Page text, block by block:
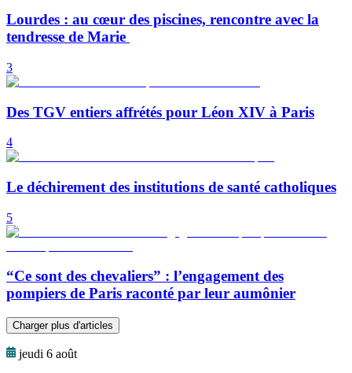
Lourdes : au cœur des piscines, rencontre avec la
tendresse de Marie
3
Des TGV entiers affrétés pour Léon XIV à Paris
4
Le déchirement des institutions de santé catholiques
5
“Ce sont des chevaliers” : l’engagement des
pompiers de Paris raconté par leur aumônier
Charger plus d'articles
jeudi 6 août